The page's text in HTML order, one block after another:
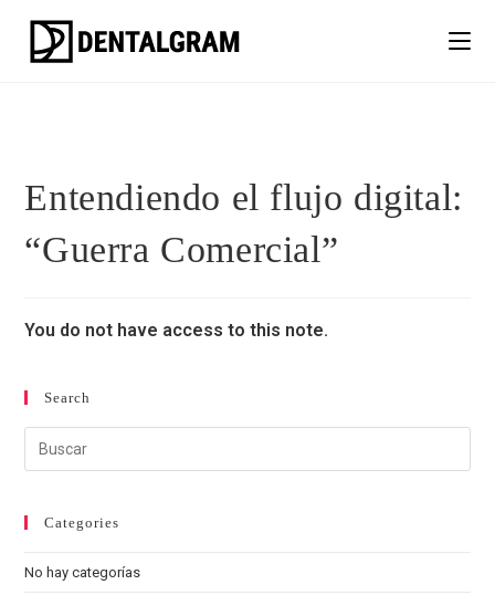
Entendiendo el flujo digital:
“Guerra Comercial”
You do not have access to this note.
Search
Categories
No hay categorías